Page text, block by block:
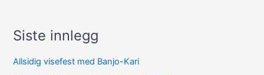
Siste innlegg
Allsidig visefest med Banjo-Kari
A